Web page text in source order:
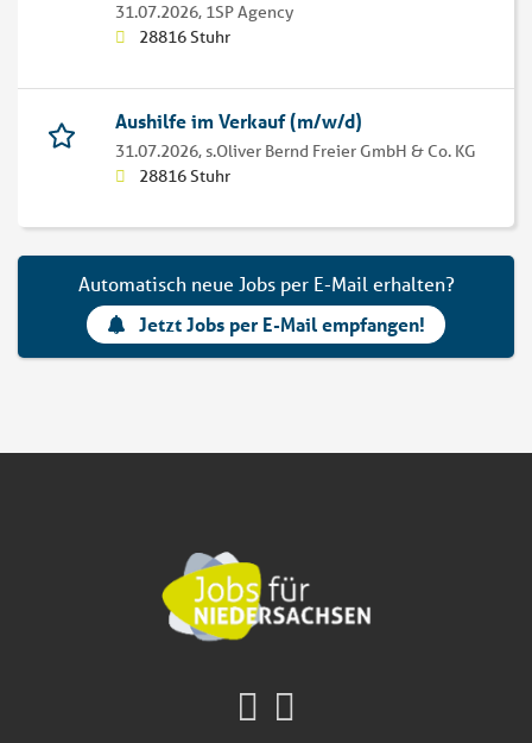
31.07.2026, 1SP Agency
28816 Stuhr
Aushilfe im Verkauf (m/w/d)
31.07.2026,s.Oliver Bernd Freier GmbH & Co. KG
28816 Stuhr
Automatisch neue Jobs per E-Mail erhalten?
Jetzt Jobs per E-Mail empfangen!